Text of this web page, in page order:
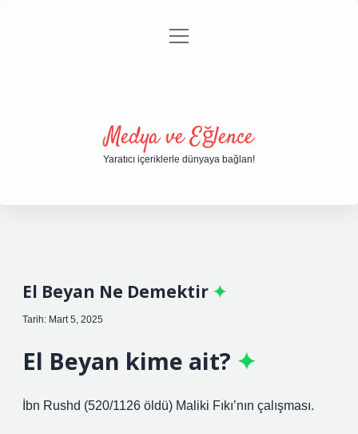
Gizlilik Politikası
menüyü
Medya ve Eğlence
Yaratıcı içeriklerle dünyaya bağlan!
El Beyan Ne Demektir
Tarih: Mart 5, 2025
El Beyan kime ait?
İbn Rushd (520/1126 öldü) Maliki Fıkı’nın çalışması.